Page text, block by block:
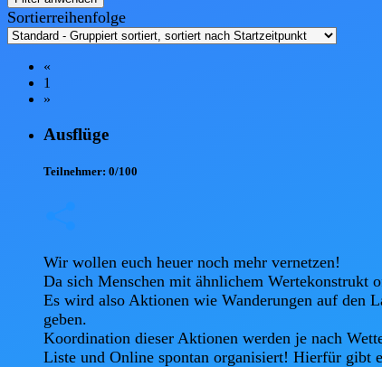
Sortierreihenfolge
«
1
»
Ausflüge
Teilnehmer: 0/100
Wir wollen euch heuer noch mehr vernetzen!
Da sich Menschen mit ähnlichem Wertekonstrukt
Es wird also Aktionen wie Wanderungen auf den
geben.
Koordination dieser Aktionen werden je nach
Liste und Online spontan organisiert! Hierfür gibt